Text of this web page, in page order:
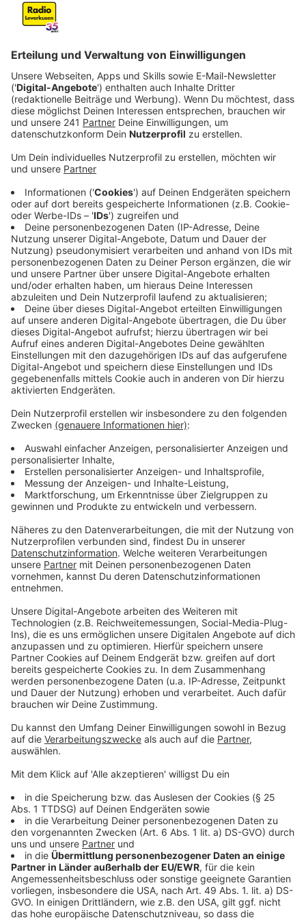
Rheinbrücke.
Veröffentlicht:
Sperrung und Umleitung
Ab Freitagabend wird die A59 zwischen dem
Autobahnkreuz Leverkusen West und der Überfahrt
nach Wiesdorf in beiden Richtungen gesperrt. Dies
wird voraussichtlich zu einem erhöhten
Verkehrsaufkommen im Leverkusener Zentrum führen.
Die Umleitung erfolgt über die A3-Anschlussstelle
Leverkusen-Zentrum sowie den Willy-Brandt-Ring und
die Rheinallee.
Anzeige
©Autobahn GmbH
Grafik zeigt die Umleitung während der Vollsperrung
Maßnahmen zur Stauvermeidung
Anzeige
Die Autobahn GmbH hat die Sperrung so geplant, dass
sie zur Hälfte in die Herbstferien fällt, um das
Staurisiko zu minimieren. Auch für Fahrradfahrer und
Fußgänger ist gesorgt: Sie werden über die A59 in
Richtung Rhein umgeleitet, sodass nur ein geringer
Umweg entsteht.
Anzeige
Anzeige
Knochenmark-Spender für kleinen Josef aus
Leverkusen gesucht
Illegale Straßenrennen: Stadtverwaltung findet keine
Lösung